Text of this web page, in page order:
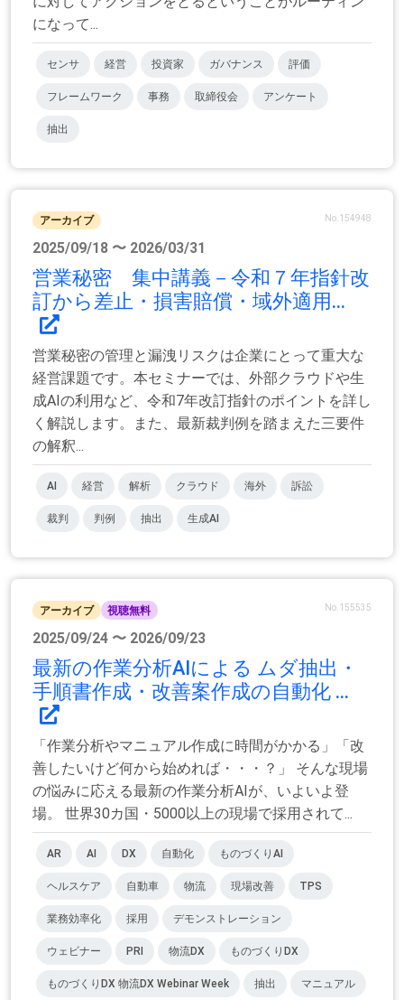
になって...
センサ 経営 投資家 ガバナンス 評価
フレームワーク 事務 取締役会 アンケート
抽出
アーカイブ No.154948
2025/09/18 〜 2026/03/31
営業秘密 集中講義－令和７年指針改
訂から差止・損害賠償・域外適用...
営業秘密の管理と漏洩リスクは企業にとって重大な
経営課題です。本セミナーでは、外部クラウドや生
成AIの利用など、令和7年改訂指針のポイントを詳し
く解説します。また、最新裁判例を踏まえた三要件
の解釈...
AI 経営 解析 クラウド 海外 訴訟
裁判 判例 抽出 生成AI
アーカイブ 視聴無料 No.155535
2025/09/24 〜 2026/09/23
最新の作業分析AIによる ムダ抽出・
手順書作成・改善案作成の自動化 ...
「作業分析やマニュアル作成に時間がかかる」「改
善したいけど何から始めれば・・・？」 そんな現場
の悩みに応える最新の作業分析AIが、いよいよ登
場。 世界30カ国・5000以上の現場で採用されて...
AR AI DX 自動化 ものづくりAI
ヘルスケア 自動車 物流 現場改善 TPS
業務効率化 採用 デモンストレーション
ウェビナー PRI 物流DX ものづくりDX
ものづくりDX 物流DX Webinar Week 抽出 マニュアル